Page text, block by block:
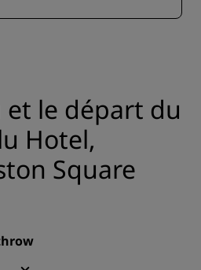
et le départ du
Hotel,
Square